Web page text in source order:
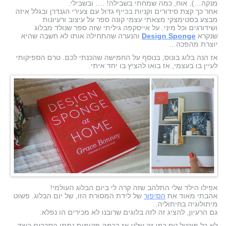
מנקה…). אוח, כמה שמחתי בשבילה! …. ובשבילי.
אחר כך קצת סידורים וקניות בכייף גדול עם צעירי הגנדרן ובגלל איזה
מבצע בסטימצקי מצאתי עצמי קונה ספר על עיצוב ורעיונות
ושידורגים וכל מיני. על אייסקפה גיליתי שזה ספר שנולד מבלוג
שנקרא Design Sponge והנערה שהתחילה אותו לא חשבה שהיא
יוצרת מהפכה…
אז הנה בלוג בונוס, בנוסף על החמישה שהכנתי לכם. טרם הספיקותי
לעיין בו בעצמי, אז בואו להציץ בו יחד איתי.
אפילו הילד שלי התלהב שזה קרה לי ביום הבלוג העולמי!
אהבתי מאוד את הסיפור של לידת המסורת הזו, של יום הבלוג. פשוט
מיתולוגיה בחיתוליה.
גם הרעיון, להציג זה לזה בלוגים שרובנו לא מכירים הו נפלא.